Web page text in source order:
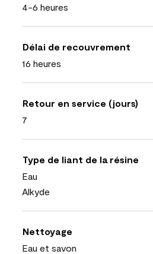
4-6 heures
Délai de recouvrement
16 heures
Retour en service (jours)
7
Type de liant de la résine
Eau
Alkyde
Nettoyage
Eau et savon